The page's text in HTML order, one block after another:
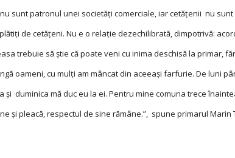
sunt patronul unei societăţi comerciale, iar cetăţenii nu
de cetăţeni. Nu e o rela­ţie dezechilibrată, dimpotrivă:
trebuie să știe că poate veni cu inima deschisă la primar,
oameni, cu mulţi am mâncat din aceeași farfurie. De luni
și duminica mă duc eu la ei. Pentru mine comuna trece
și pleacă, respectul de sine rămâne.”, spune primarul Marin